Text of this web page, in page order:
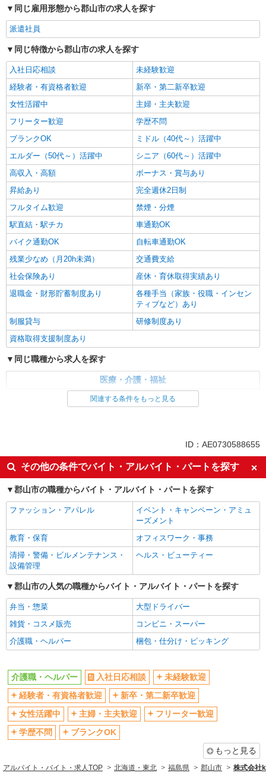
同じ雇用形態から郡山市の求人を探す
派遣社員
同じ特徴から郡山市の求人を探す
入社日応相談
未経験歓迎
経験者・有資格者歓迎
新卒・第二新卒歓迎
女性活躍中
主婦・主夫歓迎
フリーター歓迎
学歴不問
ブランクOK
ミドル（40代～）活躍中
エルダー（50代～）活躍中
シニア（60代～）活躍中
高収入・高額
ボーナス・賞与あり
昇給あり
完全週休2日制
フルタイム歓迎
禁煙・分煙
駅直結・駅チカ
車通勤OK
バイク通勤OK
自転車通勤OK
残業少なめ（月20h未満）
交通費支給
社会保険あり
産休・育休取得実績あり
退職金・財形貯蓄制度あり
各種手当（家族・役職・インセン
ティブなど）あり
制服貸与
研修制度あり
資格取得支援制度あり
同じ職種から求人を探す
医療・介護・福祉
ボーナス・賞与あり
車通勤OK
交通費支給
社会保険あり
産休・育休取得実績あり
関連する条件をもっと見る
ID：AE0730588655
その他の条件でバイト・アルバイト・パートを探す
郡山市の職種からバイト・アルバイト・パートを探す
ファッション・アパレル
イベント・キャンペーン・アミュ
ーズメント
教育・保育
オフィスワーク・事務
清掃・警備・ビルメンテナンス・
設備管理
ヘルス・ビューティー
郡山市の人気の職種からバイト・アルバイト・パートを探す
弁当・惣菜
大型ドライバー
雑貨・コスメ販売
コンビニ・スーパー
介護職・ヘルパー
梱包・仕分け・ピッキング
介護職・ヘルパー 入社日応相談
未経験歓迎
経験者・有資格者歓迎
新卒・第二新卒歓迎
女性活躍中
主婦・主夫歓迎
フリーター歓迎
学歴不問
ブランクOK
もっと見る
アルバイト・バイト・求人TOP 北海道・東北 福島県 郡山市 株式会社